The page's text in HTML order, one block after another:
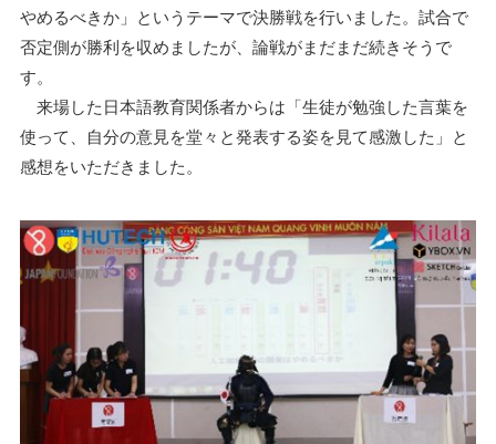
やめるべきか」というテーマで決勝戦を行いました。試合で
否定側が勝利を収めましたが、論戦がまだまだ続きそうで
す。
来場した日本語教育関係者からは「生徒が勉強した言葉を
使って、自分の意見を堂々と発表する姿を見て感激した」と
感想をいただきました。